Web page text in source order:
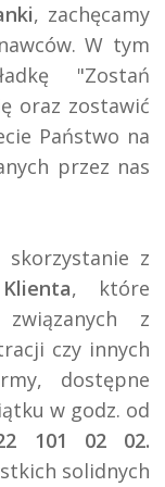
, zachęcamy
W tym
"Zostań
oraz zostawić
Państwo na
przez nas
z
, które
z
czy innych
dostępne
w godz. od
101 02 02.
solidnych